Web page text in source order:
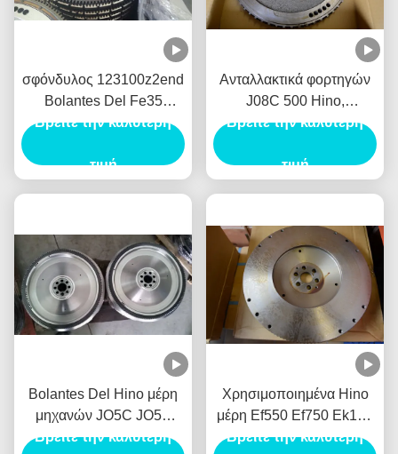
σφόνδυλος 123100z2end
Bolantes Del Fe35
Volantes Nissan μερών
Hino Ud40 Fd35
Βρείτε την καλύτερη
τιμή
Ανταλλακτικά φορτηγών
J08C 500 Hino,
σφόνδυλος 13450-2830
Volantes JO8C
Βρείτε την καλύτερη
τιμή
Bolantes Del Hino μέρη
μηχανών JO5C JO5E
Volantes EF350 EF500
Βρείτε την καλύτερη
Χρησιμοποιημένα Hino
μέρη Ef550 Ef750 Ek100
El100 Em100 Ep100
Βρείτε την καλύτερη